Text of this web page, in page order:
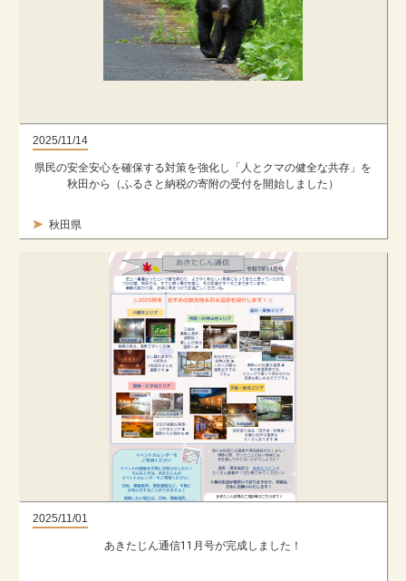
2025/11/14
秋田県
県民の安全安心を確保する対策を強化し「人とクマの健全な共存」を
秋田から（ふるさと納税の寄附の受付を開始しました）
2025/11/01
あきたじん通信11月号が完成しました！